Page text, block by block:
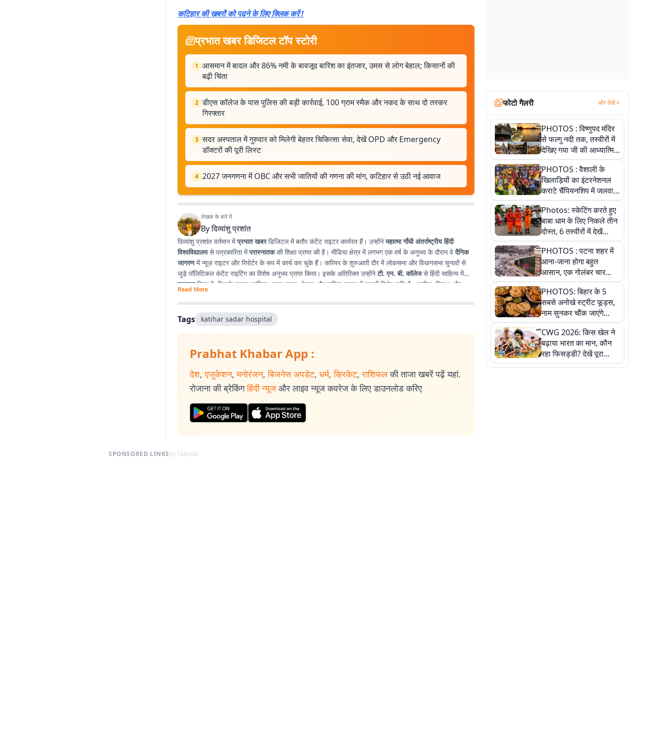
कटिहार की ख़बरों को पढने के लिए क्लिक करें !
प्रभात खबर डिजिटल टॉप स्टोरी
1 आसमान में बादल और 86% नमी के बावजूद बारिश का इंतजार, उमस से लोग बेहाल; किसानों की
बढ़ी चिंता
2 डीएस कॉलेज के पास पुलिस की बड़ी कार्रवाई, 100 ग्राम स्मैक और नकद के साथ दो तस्कर
गिरफ्तार
3 सदर अस्पताल में गुरुवार को मिलेगी बेहतर चिकित्सा सेवा, देखें OPD और Emergency
डॉक्टरों की पूरी लिस्ट
4 2027 जनगणना में OBC और सभी जातियों की गणना की मांग, कटिहार से उठी नई आवाज
लेखक के बारे में
Byदिव्यांशु प्रशांत
दिव्यांशु प्रशांत वर्तमान मेंप्रभात खबरडिजिटल में बतौर कंटेंट राइटर कार्यरत हैं। उन्होंनेमहात्मा गाँधी अंतर्राष्ट्रीय हिंदी
विश्वविद्यालयसे पत्रकारिता मेंपरास्नातककी शिक्षा प्राप्त की है। मीडिया क्षेत्र में लगभग एक वर्ष के अनुभव के दौरान वेदैनिक
जागरणमें न्यूज़ राइटर और रिपोर्टर के रूप में कार्य कर चुके हैं। करियर के शुरुआती दौर में लोकसभा और विधानसभा चुनावों से
जुड़े पॉलिटिकल कंटेंट राइटिंग का विशेष अनुभव प्राप्त किया। इसके अतिरिक्त उन्होंनेटी. एन. बी. कॉलेजसे हिंदी साहित्य में
स्नातककिया है, जिसके कारण साहित्य, पठन-पाठन, लेखन और कविता-सृजन में उनकी विशेष रुचि है। सटीक, निष्पक्ष और
प्रभावशाली लेखन के माध्यम से पाठकों तक विश्वसनीय जानकारी पहुँचाना उनकी पेशेवर पहचान है।
Read More
Tags katihar sadar hospital
Prabhat Khabar App :
देश, एजुकेशन, मनोरंजन, बिजनेस अपडेट, धर्म, क्रिकेट, राशिफल की ताजा खबरें पढ़ें यहां.
रोजाना की ब्रेकिंग हिंदी न्यूज और लाइव न्यूज कवरेज के लिए डाउनलोड करिए
फोटो गैलरी और देखें
PHOTOS : विष्णुपद मंदिर
से फल्गु नदी तक, तस्वीरों में
देखिए गया जी की आध्यात्मिक
पहचान
PHOTOS : वैशाली के
खिलाड़ियों का इंटरनेशनल
कराटे चैंपियनशिप में जलवा,
जीते 9 पदक, पांच तस्वीर से
देखिए पूरा खेल
Photos: स्केटिंग करते हुए
बाबा धाम के लिए निकले तीन
दोस्त, 6 तस्वीरों में देखें
आस्था और जुनून की कहानी
PHOTOS : पटना शहर में
आना-जाना होगा बहुत
आसान, एक गोलंबर चार
फ्लाईओवर को जोड़ेगा
PHOTOS: बिहार के 5
सबसे अनोखे स्ट्रीट फूड्स,
नाम सुनकर चौंक जाएंगे
लेकिन स्वाद ऐसा कि बार-बार
खाने का करेगा मन
CWG 2026: किस खेल ने
बढ़ाया भारत का मान, कौन
रहा फिसड्डी? देखें पूरा
रिपोर्ट कार्ड
SPONSORED LINKSby Taboola